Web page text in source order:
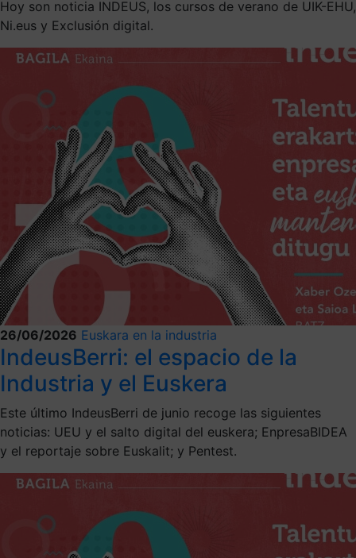
Hoy son noticia INDEUS, los cursos de verano de UIK-EHU,
Ni.eus y Exclusión digital.
26/06/2026 Euskara en la industria
IndeusBerri: el espacio de la
Industria y el Euskera
Este último IndeusBerri de junio recoge las siguientes
noticias: UEU y el salto digital del euskera; EnpresaBIDEA
y el reportaje sobre Euskalit; y Pentest.